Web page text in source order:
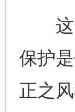
这一
保护
正之